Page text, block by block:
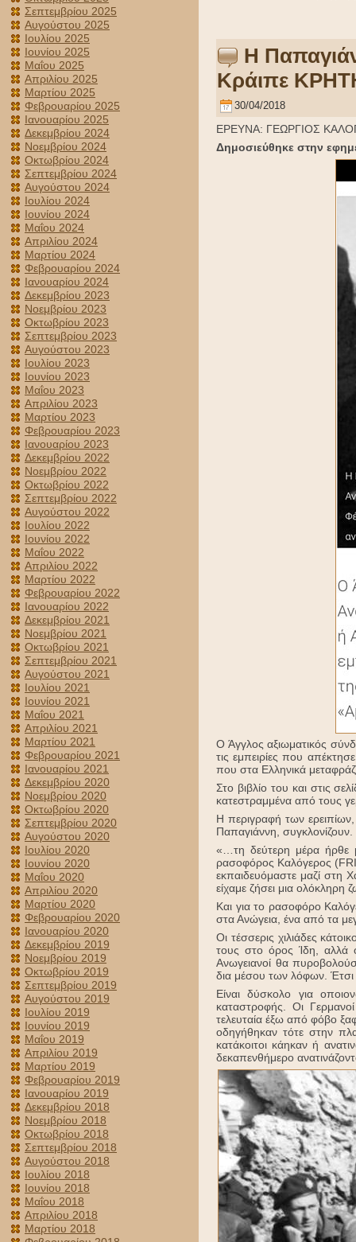
Σεπτεμβρίου 2025
Αυγούστου 2025
Ιουλίου 2025
Ιουνίου 2025
Μαΐου 2025
Απριλίου 2025
Μαρτίου 2025
Φεβρουαρίου 2025
Ιανουαρίου 2025
Δεκεμβρίου 2024
Νοεμβρίου 2024
Οκτωβρίου 2024
Σεπτεμβρίου 2024
Αυγούστου 2024
Ιουλίου 2024
Ιουνίου 2024
Μαΐου 2024
Απριλίου 2024
Μαρτίου 2024
Φεβρουαρίου 2024
Ιανουαρίου 2024
Δεκεμβρίου 2023
Νοεμβρίου 2023
Οκτωβρίου 2023
Σεπτεμβρίου 2023
Αυγούστου 2023
Ιουλίου 2023
Ιουνίου 2023
Μαΐου 2023
Απριλίου 2023
Μαρτίου 2023
Φεβρουαρίου 2023
Ιανουαρίου 2023
Δεκεμβρίου 2022
Νοεμβρίου 2022
Οκτωβρίου 2022
Σεπτεμβρίου 2022
Αυγούστου 2022
Ιουλίου 2022
Ιουνίου 2022
Μαΐου 2022
Απριλίου 2022
Μαρτίου 2022
Φεβρουαρίου 2022
Ιανουαρίου 2022
Δεκεμβρίου 2021
Νοεμβρίου 2021
Οκτωβρίου 2021
Σεπτεμβρίου 2021
Αυγούστου 2021
Ιουλίου 2021
Ιουνίου 2021
Μαΐου 2021
Απριλίου 2021
Μαρτίου 2021
Φεβρουαρίου 2021
Ιανουαρίου 2021
Δεκεμβρίου 2020
Νοεμβρίου 2020
Οκτωβρίου 2020
Σεπτεμβρίου 2020
Αυγούστου 2020
Ιουλίου 2020
Ιουνίου 2020
Μαΐου 2020
Απριλίου 2020
Μαρτίου 2020
Φεβρουαρίου 2020
Ιανουαρίου 2020
Δεκεμβρίου 2019
Νοεμβρίου 2019
Οκτωβρίου 2019
Σεπτεμβρίου 2019
Αυγούστου 2019
Ιουλίου 2019
Ιουνίου 2019
Μαΐου 2019
Απριλίου 2019
Μαρτίου 2019
Φεβρουαρίου 2019
Ιανουαρίου 2019
Δεκεμβρίου 2018
Νοεμβρίου 2018
Οκτωβρίου 2018
Σεπτεμβρίου 2018
Αυγούστου 2018
Ιουλίου 2018
Ιουνίου 2018
Μαΐου 2018
Απριλίου 2018
Μαρτίου 2018
Η
Κράιπε
30/04/2018
ΕΡΕΥΝΑ: ΓΕΩΡΓΙΟΣ
Δημοσιεύθηκε στην
Ο Άγγλος αξιωματικός
τις εμπειρίες που
που στα Ελληνικά
Στο βιβλίο του και στις
κατεστραμμένα από τους
Η περιγραφή των
Παπαγιάννη,
«…τη δεύτερη μέρα ήρθε
ρασοφόρος Καλόγερος
εκπαιδευόμαστε μαζί στη
είχαμε ζήσει μια ολόκληρη
Και για το ρασοφόρο
στα Ανώγεια, ένα από τα
Οι τέσσερις χιλιάδες
τους στο όρος Ίδη, αλλά
Ανωγειανοί θα
δια μέσου των λόφων. Έτσι
Είναι δύσκολο για
καταστροφής. Οι
τελευταία έξω από φόβο
οδηγήθηκαν τότε στην
κατάκοιτοι κάηκαν ή
δεκαπενθήμερο